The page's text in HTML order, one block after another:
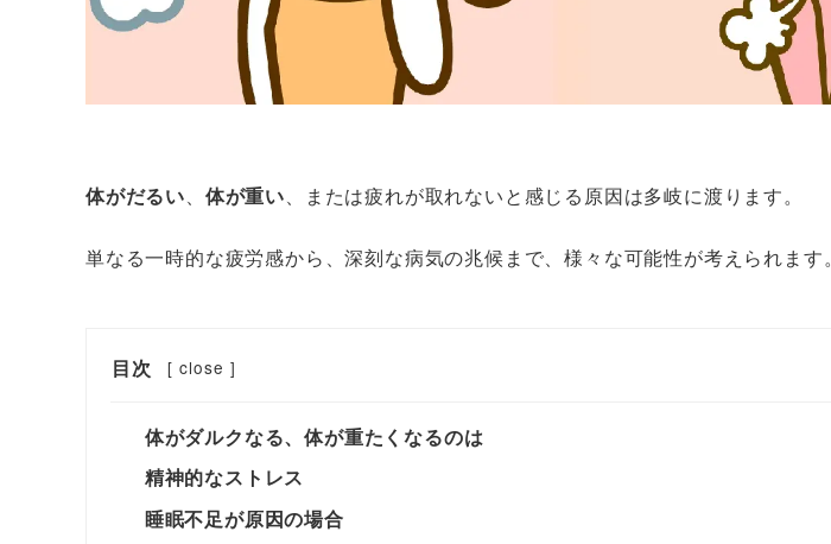
体がだるい、 体が重い、または疲れが取れないと感じる原因は多岐に渡ります。
単なる一時的な疲労感から、深刻な病気の兆候まで、様々な可能性が考えられます。
目次 [ close ]
体がダルクなる、体が重たくなるのは
精神的なストレス
睡眠不足が原因の場合